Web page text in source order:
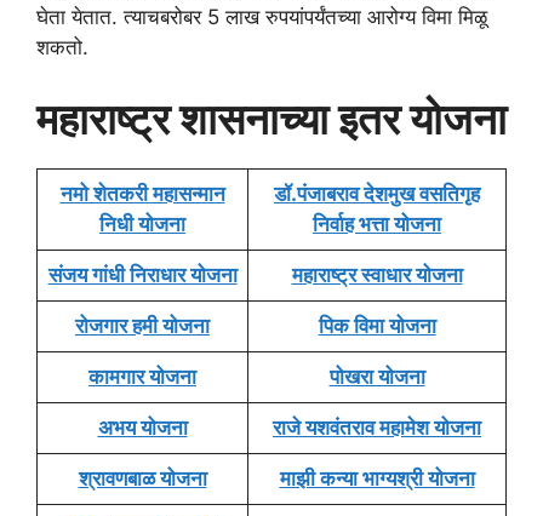
घेता येतात. त्याचबरोबर 5 लाख रुपयांपर्यंतच्या आरोग्य विमा मिळू
शकतो.
महाराष्ट्र शासनाच्या इतर योजना
नमो शेतकरी महासन्मान
निधी योजना
डॉ.पंजाबराव देशमुख वसतिगृह
निर्वाह भत्ता योजना
संजय गांधी निराधार योजना महाराष्ट्र स्वाधार योजना
रोजगार हमी योजना पिक विमा योजना
कामगार योजना पोखरा योजना
अभय योजना राजे यशवंतराव महामेश योजना
श्रावणबाळ योजना माझी कन्या भाग्यश्री योजना